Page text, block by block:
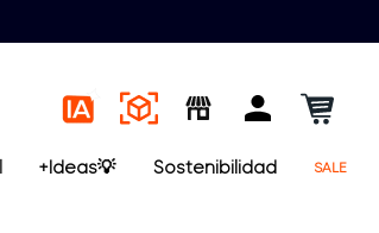
+Ideas💡 Sostenibilidad SALE